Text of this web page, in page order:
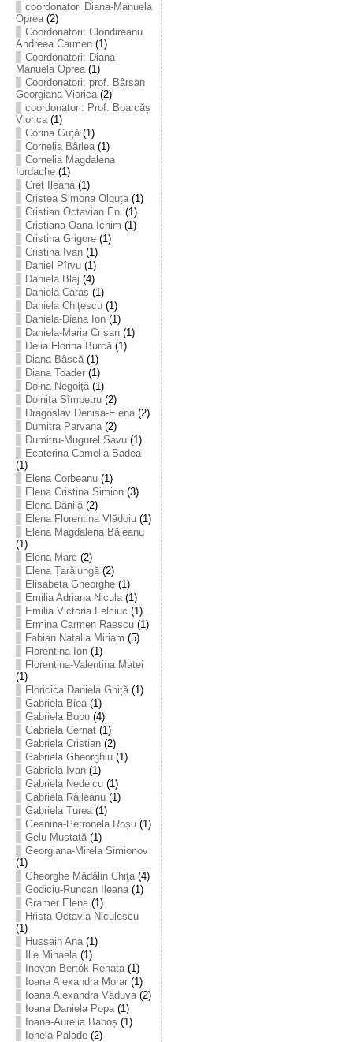
coordonatori Diana-Manuela
Oprea(2)
Coordonatori: Clondireanu
Andreea Carmen(1)
Coordonatori: Diana-
Manuela Oprea(1)
Coordonatori: prof. Bârsan
Georgiana Viorica(2)
coordonatori: Prof. Boarcăș
Viorica(1)
Corina Guță(1)
Cornelia Bârlea(1)
Cornelia Magdalena
Iordache(1)
Creț Ileana(1)
Cristea Simona Olguța(1)
Cristian Octavian Eni (1)
Cristiana-Oana Ichim (1)
Cristina Grigore(1)
Cristina Ivan(1)
Daniel Pîrvu(1)
Daniela Blaj (4)
Daniela Caraș (1)
Daniela Chiţescu(1)
Daniela-Diana Ion(1)
Daniela-Maria Crișan(1)
Delia Florina Burcă(1)
Diana Bâscă(1)
Diana Toader(1)
Doina Negoiță(1)
Doinița Sîmpetru(2)
Dragoslav Denisa-Elena(2)
Dumitra Parvana(2)
Dumitru-Mugurel Savu(1)
Ecaterina-Camelia Badea
(1)
Elena Corbeanu(1)
Elena Cristina Simion(3)
Elena Dănilă(2)
Elena Florentina Vlădoiu(1)
Elena Magdalena Băleanu
(1)
Elena Marc (2)
Elena Țarălungă(2)
Elisabeta Gheorghe(1)
Emilia Adriana Nicula(1)
Emilia Victoria Felciuc (1)
Ermina Carmen Raescu(1)
Fabian Natalia Miriam (5)
Florentina Ion(1)
Florentina-Valentina Matei
(1)
Floricica Daniela Ghiță(1)
Gabriela Biea(1)
Gabriela Bobu(4)
Gabriela Cernat(1)
Gabriela Cristian(2)
Gabriela Gheorghiu(1)
Gabriela Ivan(1)
Gabriela Nedelcu(1)
Gabriela Răileanu(1)
Gabriela Turea(1)
Geanina-Petronela Roșu(1)
Gelu Mustață(1)
Georgiana-Mirela Simionov
(1)
Gheorghe Mădălin Chiţa(4)
Godiciu-Runcan Ileana(1)
Gramer Elena(1)
Hrista Octavia Niculescu
(1)
Hussain Ana(1)
Ilie Mihaela(1)
Inovan Bertók Renata(1)
Ioana Alexandra Morar(1)
Ioana Alexandra Văduva(2)
Ioana Daniela Popa(1)
Ioana-Aurelia Baboș (1)
Ionela Palade(2)